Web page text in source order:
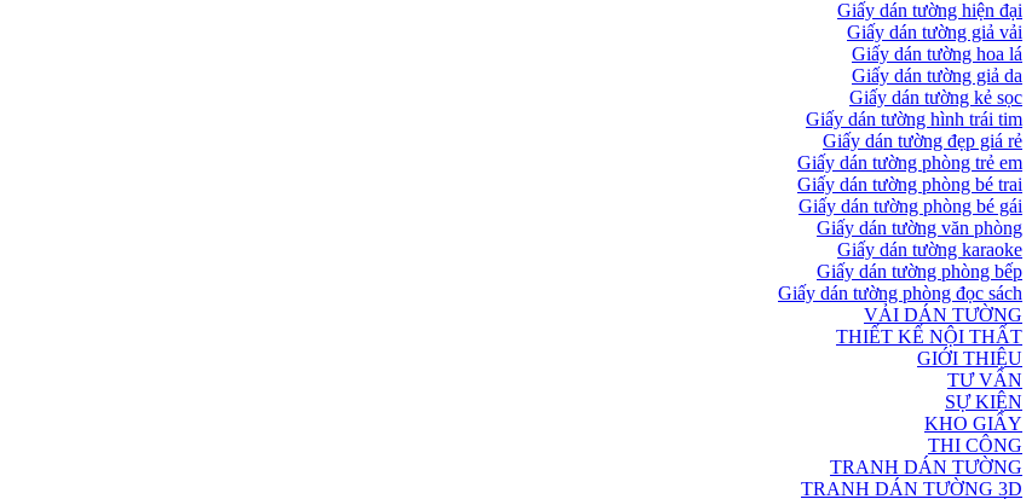
Giấy dán tường hiện đại
Giấy dán tường giả vải
Giấy dán tường hoa lá
Giấy dán tường giả da
Giấy dán tường kẻ sọc
Giấy dán tường hình trái tim
Giấy dán tường đẹp giá rẻ
Giấy dán tường phòng trẻ em
Giấy dán tường phòng bé trai
Giấy dán tường phòng bé gái
Giấy dán tường văn phòng
Giấy dán tường karaoke
Giấy dán tường phòng bếp
Giấy dán tường phòng đọc sách
VẢI DÁN TƯỜNG
THIẾT KẾ NỘI THẤT
GIỚI THIỆU
TƯ VẤN
SỰ KIỆN
KHO GIẤY
THI CÔNG
TRANH DÁN TƯỜNG
TRANH DÁN TƯỜNG 3D